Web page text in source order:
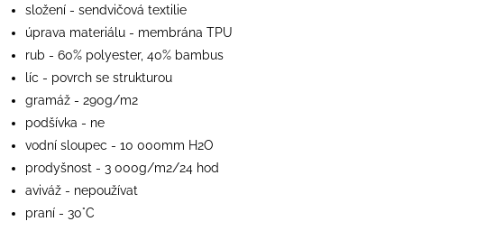
složení - sendvičová textilie
úprava materiálu - membrána TPU
rub - 60% polyester, 40% bambus
líc - povrch se strukturou
gramáž - 290g/m2
podšívka - ne
vodní sloupec - 10 000mm H2O
prodyšnost - 3 000g/m2/24 hod
aviváž - nepoužívat
praní - 30°C